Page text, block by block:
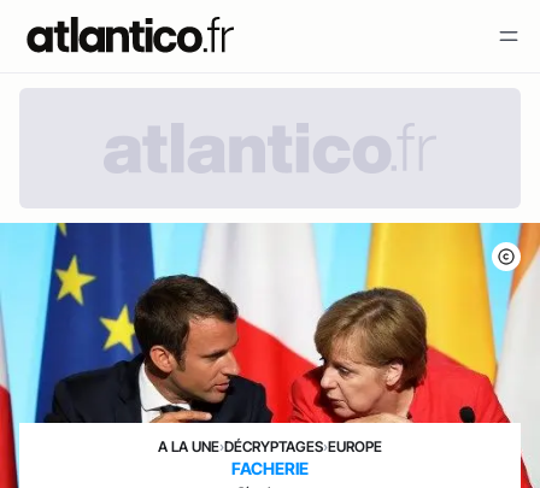
A LA UNE›DÉCRYPTAGES›EUROPE
FACHERIE